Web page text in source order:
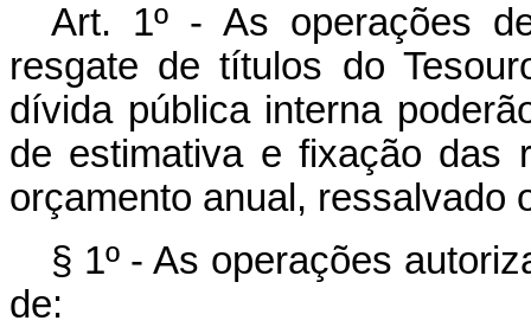
Art. 1º - As operações
resgate de títulos do
dívida pública interna
de estimativa e fixação das
orçamento anual, ressalvado
§ 1º - As operações
de: